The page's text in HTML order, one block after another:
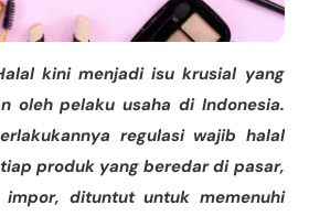
kini menjadi isu krusial yang
oleh pelaku usaha di Indonesia.
regulasi wajib halal
produk yang beredar di pasar,
dituntut untuk memenuhi